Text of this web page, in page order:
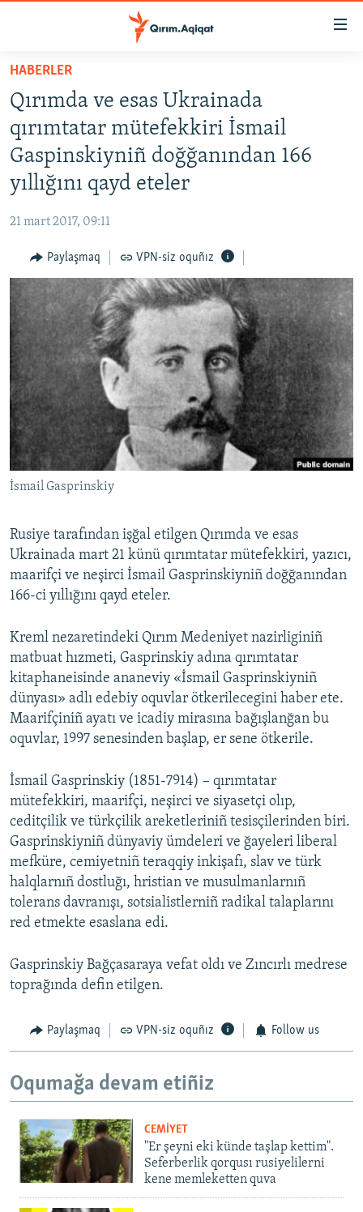
Esas
qaytmaq
Baş
navigatsiyağa
qaytmaq
Qıdıruvğa
HABERLER
SİYASET
İQTİSADİYAT
CEMİYET
İNSAN AQLARI
VİDEO
SÜRET
BLOGLAR
FİKİR
Русский
Українською
QOŞULIÑIZ!
RFE/RS bütün saytları
HABERLER
Qırımda ve esas Ukrainada
qırımtatar mütefekkiri İsmail
Gaspinskiyniñ doğğanından 166
yıllığını qayd eteler
21 mart 2017, 09:11
Paylaşmaq VPN-siz oquñız
İsmail Gasprinskiy
Rusiye tarafından işğal etilgen Qırımda ve esas
Ukrainada mart 21 künü qırımtatar mütefekkiri, yazıcı,
maarifçi ve neşirci İsmail Gasprinskiyniñ doğğanından
166-ci yıllığını qayd eteler.
Kreml nezaretindeki Qırım Medeniyet nazirliginiñ
matbuat hızmeti, Gasprinskiy adına qırımtatar
kitaphaneisinde ananeviy «İsmail Gasprinskiyniñ
dünyası» adlı edebiy oquvlar ötkerilecegini haber ete.
Maarifçiniñ ayatı ve icadiy mirasına bağışlanğan bu
oquvlar, 1997 senesinden başlap, er sene ötkerile.
İsmail Gasprinskiy (1851-7914) – qırımtatar
mütefekkiri, maarifçi, neşirci ve siyasetçi olıp,
ceditçilik ve türkçilik areketleriniñ tesisçilerinden biri.
Gasprinskiyniñ dünyaviy ümdeleri ve ğayeleri liberal
mefküre, cemiyetniñ teraqqiy inkişafı, slav ve türk
halqlarnıñ dostluğı, hristian ve musulmanlarnıñ
tolerans davranışı, sotsialistlerniñ radikal talaplarını
red etmekte esaslana edi.
Gasprinskiy Bağçasaraya vefat oldı ve Zıncırlı medrese
toprağında defin etilgen.
Paylaşmaq VPN-siz oquñız Follow us
Oqumağa devam etiñiz
CEMİYET
"Er şeyni eki künde taşlap kettim".
Seferberlik qorqusı rusiyelilerni
kene memleketten quva